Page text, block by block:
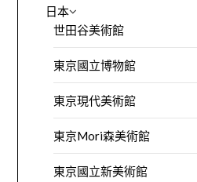
日本
世田谷美術館
東京國立博物館
東京現代美術館
東京Mori森美術館
東京國立新美術館